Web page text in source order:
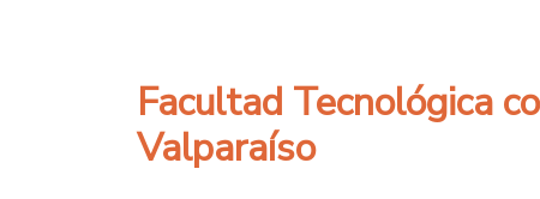
Facultad Tecnológica
Valparaíso